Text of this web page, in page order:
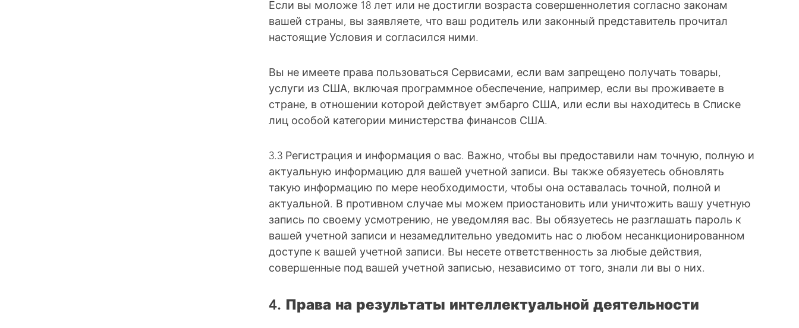
Если вы моложе 18 лет или не достигли возраста совершеннолетия согласно законам
вашей страны, вы заявляете, что ваш родитель или законный представитель прочитал
настоящие Условия и согласился ними.
Вы не имеете права пользоваться Сервисами, если вам запрещено получать товары,
услуги из США, включая программное обеспечение, например, если вы проживаете в
стране, в отношении которой действует эмбарго США, или если вы находитесь в Списке
лиц особой категории министерства финансов США.
3.3 Регистрация и информация о вас. Важно, чтобы вы предоставили нам точную, полную и
актуальную информацию для вашей учетной записи. Вы также обязуетесь обновлять
такую информацию по мере необходимости, чтобы она оставалась точной, полной и
актуальной. В противном случае мы можем приостановить или уничтожить вашу учетную
запись по своему усмотрению, не уведомляя вас. Вы обязуетесь не разглашать пароль к
вашей учетной записи и незамедлительно уведомить нас о любом несанкционированном
доступе к вашей учетной записи. Вы несете ответственность за любые действия,
совершенные под вашей учетной записью, независимо от того, знали ли вы о них.
4. Права на результаты интеллектуальной деятельности